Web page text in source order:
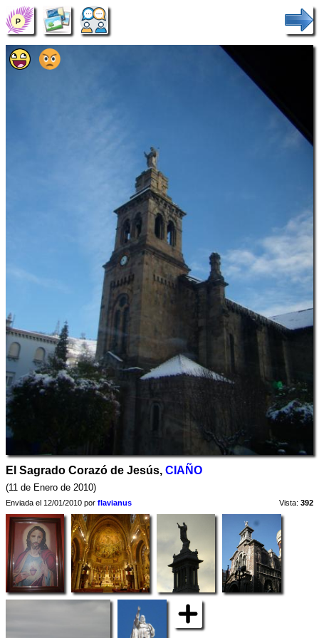
El Sagrado Corazó de Jesús, CIAÑO
(11 de Enero de 2010)
Enviada el 12/01/2010 por flavianus Vista: 392